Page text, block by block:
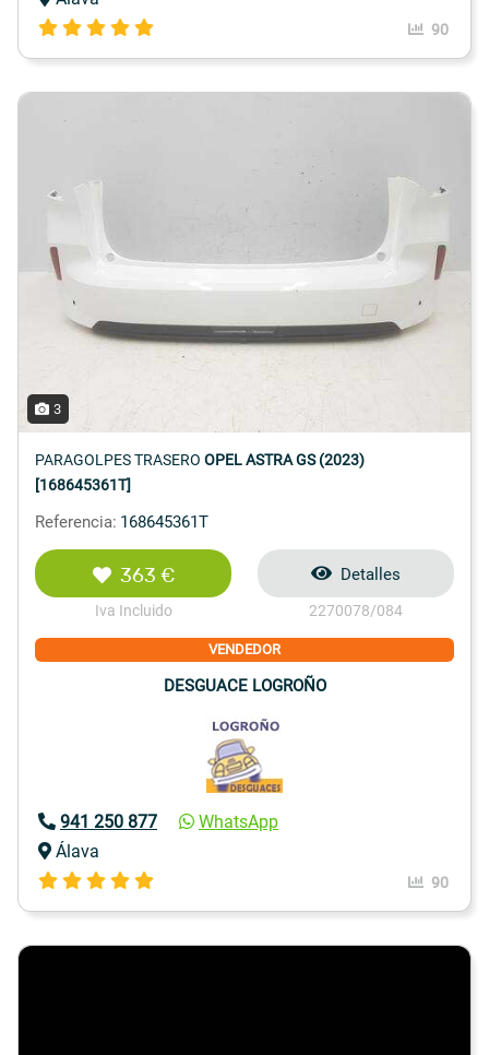
90
3
PARAGOLPES TRASERO OPEL ASTRA GS (2023)
[168645361T]
Referencia: 168645361T
363 €
Iva Incluido
Detalles
2270078/084
VENDEDOR
DESGUACE LOGROÑO
941 250 877
WhatsApp
Álava
90